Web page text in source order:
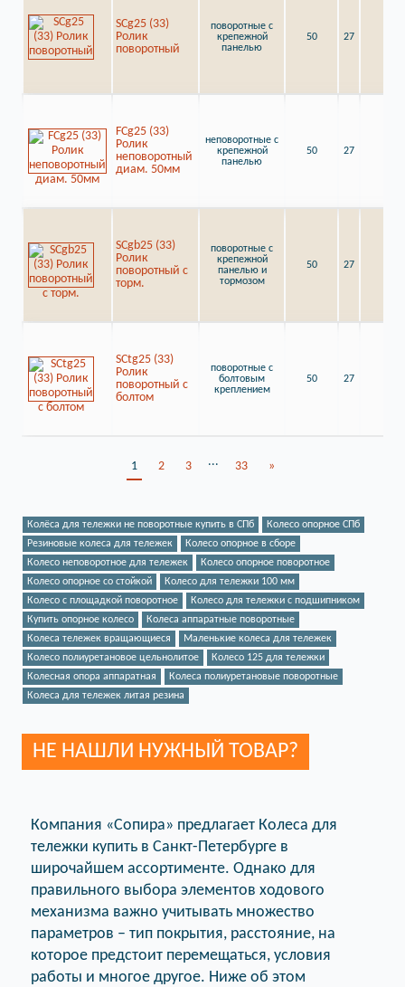
SCg25 (33)
Ролик
поворотный
поворотные с
крепежной
панелью
50 27
FCg25 (33)
Ролик
неповоротный
диам. 50мм
неповоротные с
крепежной
панелью
50 27
SCgb25 (33)
Ролик
поворотный с
торм.
поворотные с
крепежной
панелью и
тормозом
50 27
SCtg25 (33)
Ролик
поворотный с
болтом
поворотные с
болтовым
креплением
50 27
1 2 3 ... 33 »
Колёса для тележки не поворотные купить в СПб
Колесо опорное СПб
Резиновые колеса для тележек
Колесо опорное в сборе
Колесо неповоротное для тележек
Колесо опорное поворотное
Колесо опорное со стойкой
Колесо для тележки 100 мм
Колесо с площадкой поворотное
Колесо для тележки с подшипником
Купить опорное колесо
Колеса аппаратные поворотные
Колеса тележек вращающиеся
Маленькие колеса для тележек
Колесо полиуретановое цельнолитое
Колесо 125 для тележки
Колесная опора аппаратная
Колеса полиуретановые поворотные
Колеса для тележек литая резина
НЕ НАШЛИ НУЖНЫЙ ТОВАР?
Компания «Сопира» предлагает Колеса для
тележки купить в Санкт-Петербурге в
широчайшем ассортименте. Однако для
правильного выбора элементов ходового
механизма важно учитывать множество
параметров – тип покрытия, расстояние, на
которое предстоит перемещаться, условия
работы и многое другое. Ниже об этом